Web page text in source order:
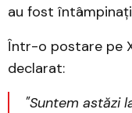
au fost
Într-o postare pe
declarat:
"Suntem astăzi